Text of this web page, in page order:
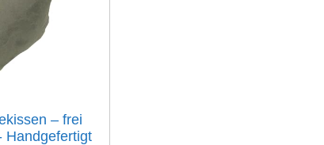
– frei
Handgefertigt